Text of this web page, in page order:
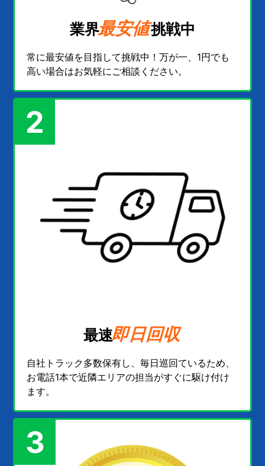
業界最安値挑戦中
常に最安値を目指して挑戦中！万が一、1円でも
高い場合はお気軽にご相談ください。
2
最速即日回収
自社トラック多数保有し、毎日巡回ているため、
お電話1本で近隣エリアの担当がすぐに駆け付け
ます。
3